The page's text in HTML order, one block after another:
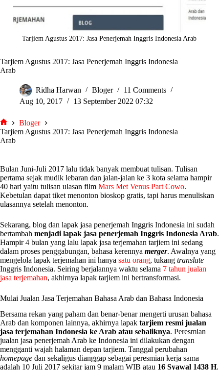
Tarjiem Agustus 2017: Jasa Penerjemah Inggris Indonesia Arab
Tarjiem Agustus 2017: Jasa Penerjemah Inggris Indonesia
Arab
Ridha Harwan Bloger
11 Comments
Aug 10, 2017
13 September 2022 07:32
tarjiem
Bloger
Tarjiem Agustus 2017: Jasa Penerjemah Inggris Indonesia
Arab
Bulan Juni-Juli 2017 lalu tidak banyak membuat tulisan. Tulisan
pertama sejak mudik lebaran dan jalan-jalan ke 3 kota selama hampir
40 hari yaitu tulisan ulasan film Mars Met Venus Part Cowo.
Kebetulan dapat tiket menonton bioskop gratis, tapi harus menuliskan
ulasannya setelah menonton.
Sekarang, blog dan lapak jasa penerjemah Inggris Indonesia ini sudah
bertambah menjadi lapak jasa penerjemah Inggris Indonesia Arab.
Hampir 4 bulan yang lalu lapak jasa terjemahan tarjiem ini sedang
dalam proses penggabungan, bahasa kerennya merger. Awalnya yang
mengelola lapak terjemahan ini hanya satu orang, tukang translate
Inggris Indonesia. Seiring berjalannya waktu selama 7 tahun jualan
jasa terjemahan, akhirnya lapak tarjiem ini bertransformasi.
Mulai Jualan Jasa Terjemahan Bahasa Arab dan Bahasa Indonesia
Bersama rekan yang paham dan benar-benar mengerti urusan bahasa
Arab dan komponen lainnya, akhirnya lapak tarjiem resmi jualan
jasa terjemahan Indonesia ke Arab atau sebaliknya. Peresmian
jualan jasa penerjemah Arab ke Indonesia ini dilakukan dengan
mengganti wajah halaman depan tarjiem. Tanggal perubahan
homepage dan sekaligus dianggap sebagai peresmian kerja sama
adalah 10 Juli 2017 sekitar jam 9 malam WIB atau 16 Syawal 1438 H.